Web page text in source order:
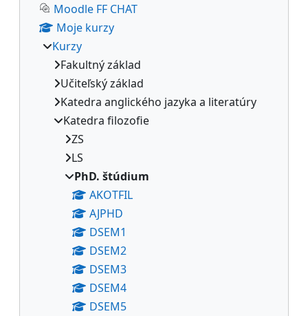
Moodle FF CHAT
Moje kurzy
Kurzy
Fakultný základ
Učiteľský základ
Katedra anglického jazyka a literatúry
Katedra filozofie
ZS
LS
PhD. štúdium
AKOTFIL
AJPHD
DSEM1
DSEM2
DSEM3
DSEM4
DSEM5